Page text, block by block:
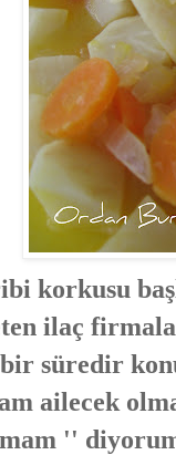
korkusu
ilaç
süredir
ailecek
''